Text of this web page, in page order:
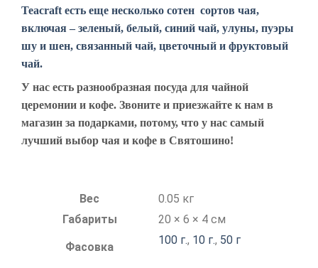
Teacraft есть еще несколько сотен сортов чая,
включая – зеленый, белый, синий чай, улуны, пуэры
шу и шен, связанный чай, цветочный и фруктовый
чай.
У нас есть разнообразная посуда для чайной
церемонии и кофе. Звоните и приезжайте к нам в
магазин за подарками, потому, что у нас самый
лучший выбор чая и кофе в Святошино!
Вес
0.05 кг
Габариты
20 × 6 × 4 см
Фасовка
100 г., 10 г., 50 г